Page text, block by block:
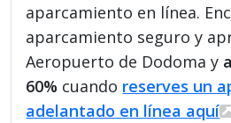
aparcamiento en línea.
aparcamiento seguro y
Aeropuerto de Dodoma y
60% cuando reserves un
adelantado en línea aquí